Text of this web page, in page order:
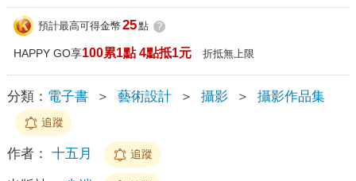
預計最高可得金幣 25點 ?
HAPPY GO享100累1點 4點抵1元 折抵無上限
分類： 電子書 ＞ 藝術設計 ＞ 攝影 ＞ 攝影作品集
追蹤
作者： 十五月 追蹤